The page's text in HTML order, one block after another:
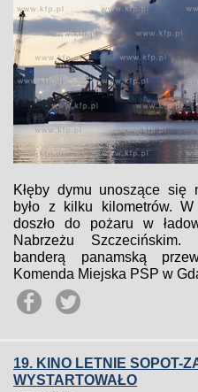
Kłęby dymu unoszące się
było z kilku kilometrów.
doszło do pożaru w
Nabrzeżu
banderą panamską
Komenda Miejska PSP w
19. KINO LETNIE SOPOT-
WYSTARTOWAŁO